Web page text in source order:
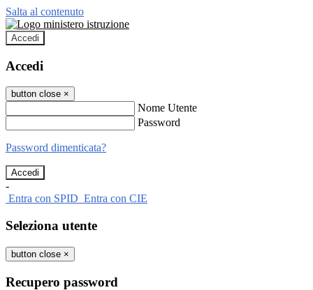
Salta al contenuto
Accedi
Accedi
button close ×
Nome Utente
Password
Password dimenticata?
-
Entra con SPID Entra con CIE
Seleziona utente
button close ×
Recupero password